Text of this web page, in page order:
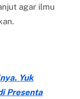
agar ilmu
Yuk
Presenta